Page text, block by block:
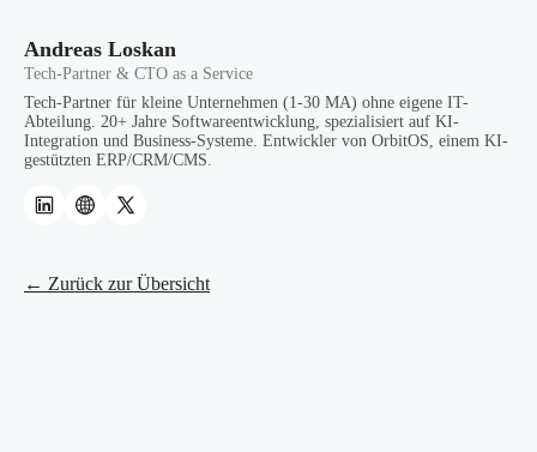
Andreas Loskan
Tech-Partner & CTO as a Service
Tech-Partner für kleine Unternehmen (1-30 MA) ohne eigene IT-
Abteilung. 20+ Jahre Softwareentwicklung, spezialisiert auf KI-
Integration und Business-Systeme. Entwickler von OrbitOS, einem KI-
gestützten ERP/CRM/CMS.
← Zurück zur Übersicht